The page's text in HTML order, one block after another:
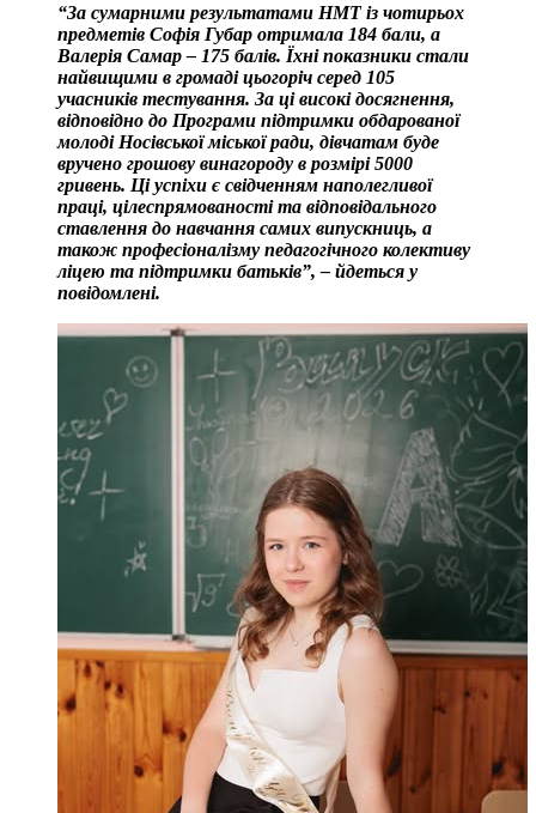
“За сумарними результатами НМТ із чотирьох
предметів Софія Губар отримала 184 бали, а
Валерія Самар – 175 балів. Їхні показники стали
найвищими в громаді цьогоріч серед 105
учасників тестування. За ці високі досягнення,
відповідно до Програми підтримки обдарованої
молоді Носівської міської ради, дівчатам буде
вручено грошову винагороду в розмірі 5000
гривень. Ці успіхи є свідченням наполегливої
праці, цілеспрямованості та відповідального
ставлення до навчання самих випускниць, а
також професіоналізму педагогічного колективу
ліцею та підтримки батьків”, – йдеться у
повідомлені.